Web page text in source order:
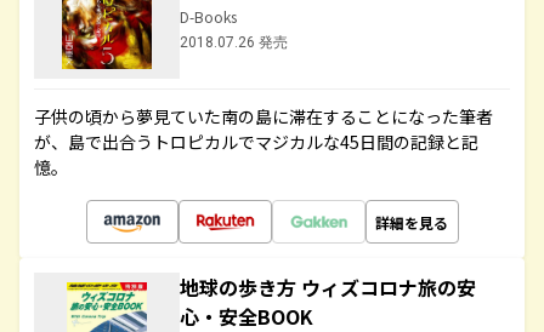
D-Books
2018.07.26 発売
子供の頃から夢見ていた南の島に滞在することになった筆者
が、島で出合うトロピカルでマジカルな45日間の記録と記
憶。
詳細を見る
地球の歩き方 ウィズコロナ旅の安
心・安全BOOK